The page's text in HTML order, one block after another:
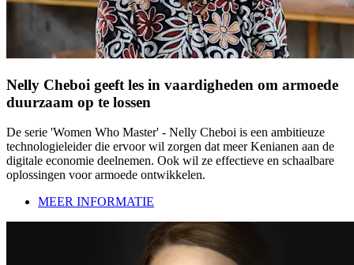
Nelly Cheboi geeft les in vaardigheden om armoede
duurzaam op te lossen
De serie 'Women Who Master' - Nelly Cheboi is een ambitieuze
technologieleider die ervoor wil zorgen dat meer Kenianen aan de
digitale economie deelnemen. Ook wil ze effectieve en schaalbare
oplossingen voor armoede ontwikkelen.
MEER INFORMATIE